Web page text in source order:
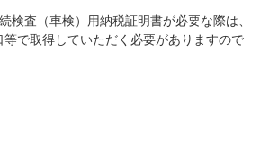
検査（車検）用納税証明書が必要な際は、
で取得していただく必要がありますので